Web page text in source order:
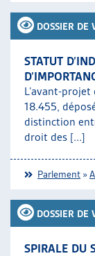
DOSSIER DE
STATUT
L’avant-
18.455,
distinction
droit des [...]
Parlement »
DOSSIER DE
SPIRALE DU